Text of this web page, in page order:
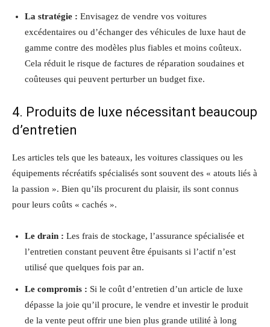
La stratégie : Envisagez de vendre vos voitures
excédentaires ou d’échanger des véhicules de luxe haut de
gamme contre des modèles plus fiables et moins coûteux.
Cela réduit le risque de factures de réparation soudaines et
coûteuses qui peuvent perturber un budget fixe.
4. Produits de luxe nécessitant beaucoup
d’entretien
Les articles tels que les bateaux, les voitures classiques ou les
équipements récréatifs spécialisés sont souvent des « atouts liés à
la passion ». Bien qu’ils procurent du plaisir, ils sont connus
pour leurs coûts « cachés ».
Le drain : Les frais de stockage, l’assurance spécialisée et
l’entretien constant peuvent être épuisants si l’actif n’est
utilisé que quelques fois par an.
Le compromis : Si le coût d’entretien d’un article de luxe
dépasse la joie qu’il procure, le vendre et investir le produit
de la vente peut offrir une bien plus grande utilité à long